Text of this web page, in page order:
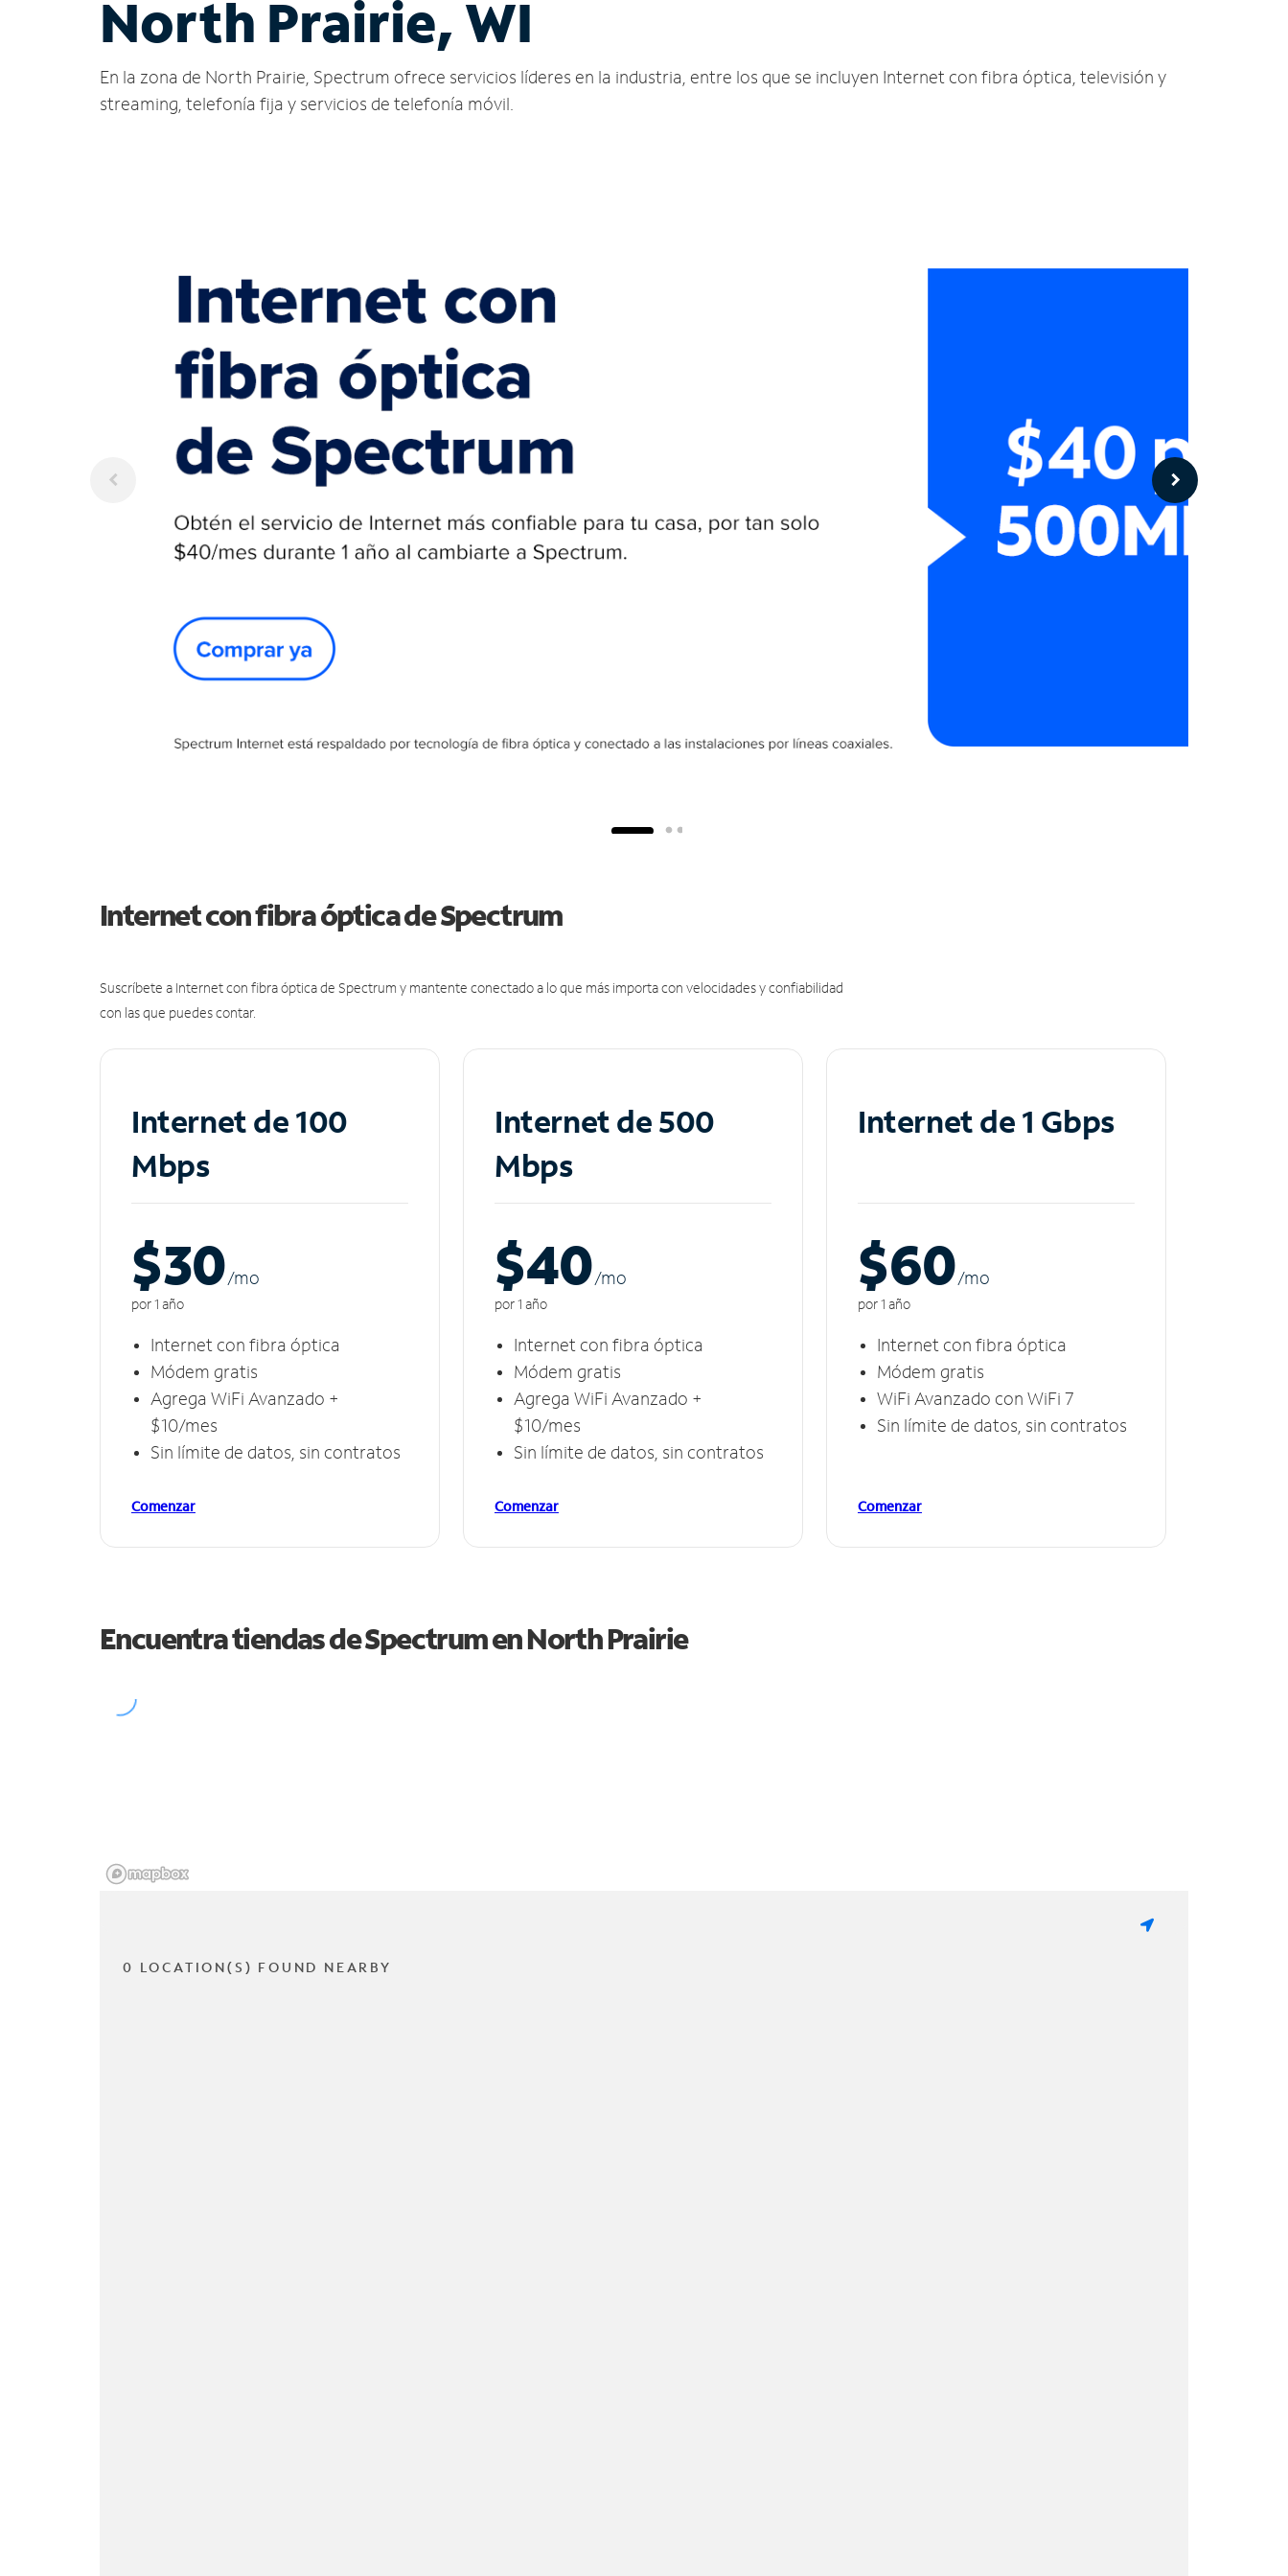
North Prairie, WI
En la zona de North Prairie, Spectrum ofrece servicios líderes en la industria, entre los que se incluyen Internet con fibra óptica, televisión y
streaming, telefonía fija y servicios de telefonía móvil.
Internet con fibra óptica de Spectrum
Suscríbete a Internet con fibra óptica de Spectrum y mantente conectado a lo que más importa con velocidades y confiabilidad
con las que puedes contar.
Internet de 100
Mbps
$30/mo
por 1 año
Internet con fibra óptica
Módem gratis
Agrega WiFi Avanzado +
$10/mes
Sin límite de datos, sin contratos
Comenzar
Internet de 500
Mbps
$40/mo
por 1 año
Internet con fibra óptica
Módem gratis
Agrega WiFi Avanzado +
$10/mes
Sin límite de datos, sin contratos
Comenzar
Internet de 1 Gbps
$60/mo
por 1 año
Internet con fibra óptica
Módem gratis
WiFi Avanzado con WiFi 7
Sin límite de datos, sin contratos
Comenzar
Encuentra tiendas de Spectrum enNorth Prairie
0 LOCATION(S) FOUND NEARBY